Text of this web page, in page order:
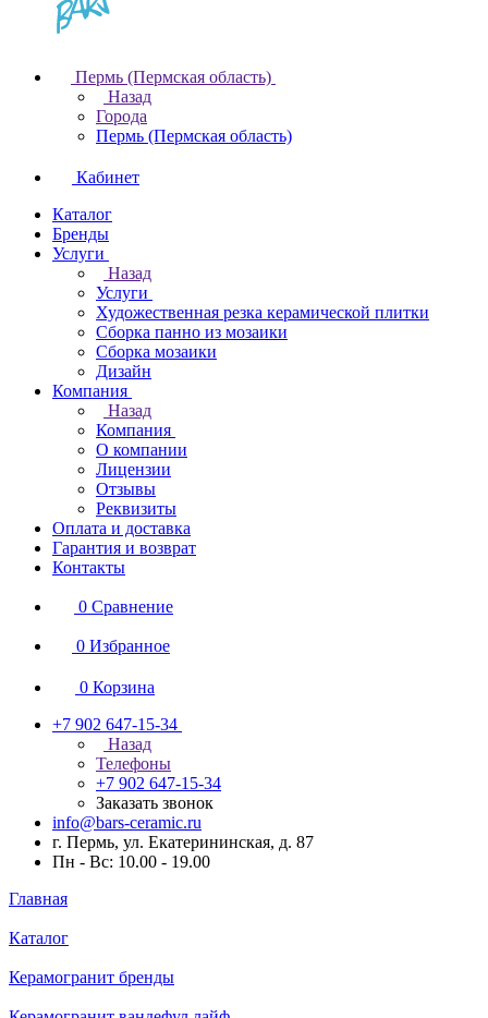
Пермь (Пермская область)
Назад
Города
Пермь (Пермская область)
Кабинет
Каталог
Бренды
Услуги
Назад
Услуги
Художественная резка керамической плитки
Сборка панно из мозаики
Сборка мозаики
Дизайн
Компания
Назад
Компания
О компании
Лицензии
Отзывы
Реквизиты
Оплата и доставка
Гарантия и возврат
Контакты
0 Сравнение
0 Избранное
0 Корзина
+7 902 647-15-34
Назад
Телефоны
+7 902 647-15-34
Заказать звонок
info@bars-ceramic.ru
г. Пермь, ул. Екатерининская, д. 87
Пн - Вс: 10.00 - 19.00
Главная
Каталог
Керамогранит бренды